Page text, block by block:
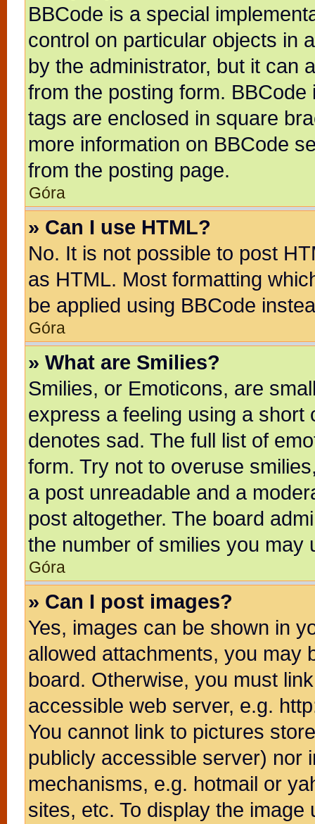
BBCode is a special
control on particular objects in
by the administrator, but it can
from the posting form.
tags are enclosed in square
more information on BBCode
from the posting page.
Góra
» Can I use HTML?
No. It is not possible to post
as HTML. Most formatting
be applied using BBCode
Góra
» What are Smilies?
Smilies, or Emoticons, are
express a feeling using a short
denotes sad. The full list of
form. Try not to overuse
a post unreadable and a
post altogether. The board
the number of smilies you may
Góra
» Can I post images?
Yes, images can be shown in
allowed attachments, you may
board. Otherwise, you must
accessible web server, e.g.
You cannot link to pictures
publicly accessible server) nor
mechanisms, e.g. hotmail or
sites, etc. To display the